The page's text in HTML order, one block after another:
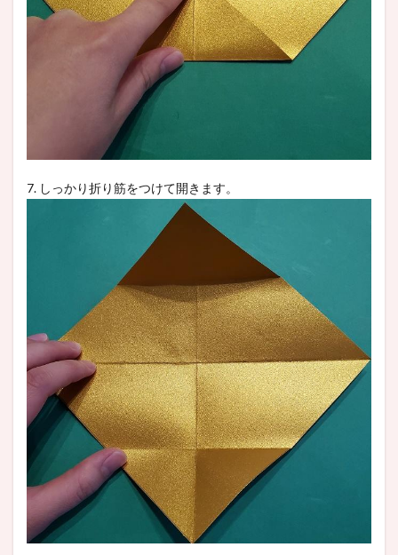
7. しっかり折り筋をつけて開きます。